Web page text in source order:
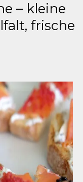
– kleine
frische